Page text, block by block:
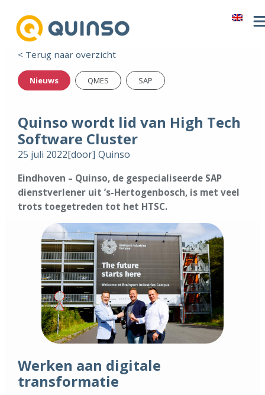
< Terug naar overzicht
Nieuws QMES SAP
Quinso wordt lid van High Tech
Software Cluster
25 juli 2022[door] Quinso
Eindhoven – Quinso, de gespecialiseerde SAP
dienstverlener uit ’s-Hertogenbosch, is met veel
trots toegetreden tot het HTSC.
Werken aan digitale
transformatie